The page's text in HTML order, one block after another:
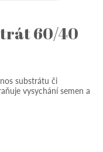
60/40
substrátu či
vysychání semen a